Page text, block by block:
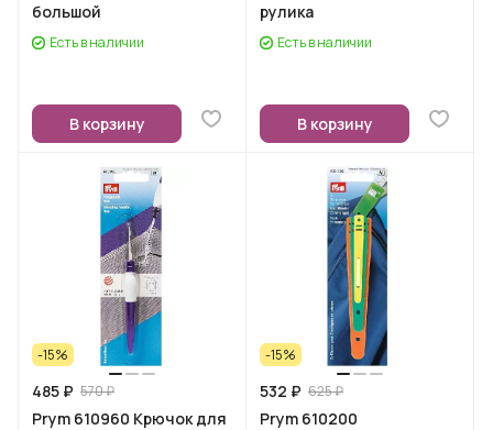
большой
Есть в наличии
В корзину
рулика
Есть в наличии
В корзину
-15%
485 ₽ 570 ₽
Prym 610960 Крючок для
-15%
532 ₽ 625 ₽
Prym 610200